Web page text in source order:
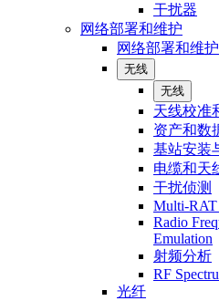
干扰器
网络部署和维护
网络部署和维护
无线
无线
天线校准
资产和数
基站安装
电缆和天
干扰侦测
Multi-RAT
Radio
Emulation
射频分析
RF
光纤